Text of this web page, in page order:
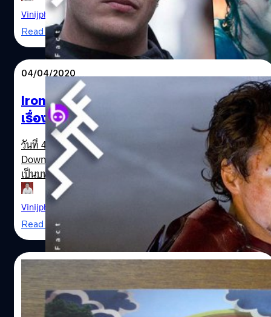
Enola Holmes Sherlock Henry Cavil Millie Bobby
Netflix
ในหนังสืบสวนของ Legendary Pictures ที่ Netflix คว้าสิทธิ์
สตรีมมิงมาได้ Brown จะรับบทเป็นน้องสาวของนักสืบชื่อดัง
เชอร์ล็อค โฮล์มส์ที่ชื่อ "อีโนลา โฮล์มส์" หนังจะใช้ชื่อเรื่องตรง
กับชื่อหลักของตัวละคร Enola Holmes โดยจะเริ่มที่ตอน The
Case of the Missing Marquess จากฉบับหนังสือที่มีทั้งหมด
6 ตอน เล่าเรื่องของเด็กสาวจากตระกูลโฮล์มส์ผู้ที่มีทักษะและ
พรสวรรค์ด้านการเป็นนักสืบไม่แพ้ผู้พี่ และบ่อยครั้งที่เธอมัก
จะเอาชนะพี่ชายแสนฉลาดของเธออย่างเชอร์ล็อคกับไมค
รอฟท์ได้ เมื่อแม่ของพวกเขาหายไปตัวอย่างลึกลับในวันเกิดปี
ที่ 16 ของอีโนล่า เธอจึงขอความช่วยเหลือจากพี่ชายของเธอ
แต่ท้ายที่สุด เธอก็ตัดสินใจลงมือออกเดินทางไปลอนดอนเพื่อ
สืบหาแม่ของเธอด้วยตัวเอง ระหว่างนั้นเองเธอพบว่าตัวเองอยู่
ท่ามกลางการสมรู้ร่วมคิดที่จะเปลี่ยนแปลงวิถีประวัติศาสตร์
การเมืองไปตลอดกาล หนังเต็มไปด้วยนักแสดงชั้นนำคับคั่ง
โดย Cavil…
Vinijphat Kanyapong| 2298 days ago
Read More
04/04/2020
Iron Man ในชีวิตจริงกับวันเกิดวัย 55 ปี และ
เรื่องที่คุณอาจไม่เคยรู้มาก่อนของ Robert
Downey Jr.!
วันที่ 4 เมษายนปีนี้เป็นวันคล้ายวันเกิดปีที่ 55 ของป๋า Robert
Downey Jr. ผู้สวมบทบาทที่น่าจดจำที่สุดในโลกบทหนึ่งและ
เป็นบทซูเปอร์ฮีโรที่ยิ่งใหญ่ที่สุดตลอดกาลของ Marvel
Studios อย่าง Iron Man บุคคลผู้เป็นที่รักของแฟนหนังผู้
ครองสถิติค่าตัวจากหนังหนึ่งเรื่องสูงที่สุดตลอดกาลในตอนนี้
(75 ล้านเหรียญฯ จาก Avengers: Endgame (2019)) มีเรื่อง
ราวในอดีตตลอด 55 ปีที่ผ่านมาหลายเรื่องที่น่าสนใจ อย่างที่
หลายคนคงทราบกันว่าเขาเคยมีจุดตกต่ำที่สุดในชีวิตช่วงหนึ่ง
เมื่อไปข้องเกี่ยวกับยาเสพติด ก่อนจะ comeback กลับมาได้
เพราะการให้โอกาสของ Marvel Studios กับบท Iron Man
แล้วเรื่องราวอื่นนอกจากนั้นล่ะ? วันนี้ What The Fact จะขอ
เปิดปูมชีวิตของพระเอกแมวเก้าชีวิตคนนี้ ว่ามีเรื่องไหนของ
Vinijphat Kanyapong
Read More
17/02/2020
เรื่องราวนอกห้องเรียนประวัติ 10 บุคคลสำคัญ
ทั่วโลกที่ปรากฏตัวในวิดีโอเกม